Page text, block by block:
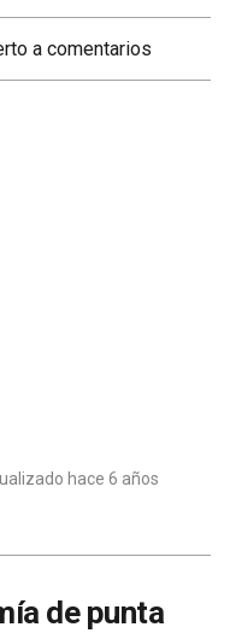
a comentarios
hace 6 años
de punta